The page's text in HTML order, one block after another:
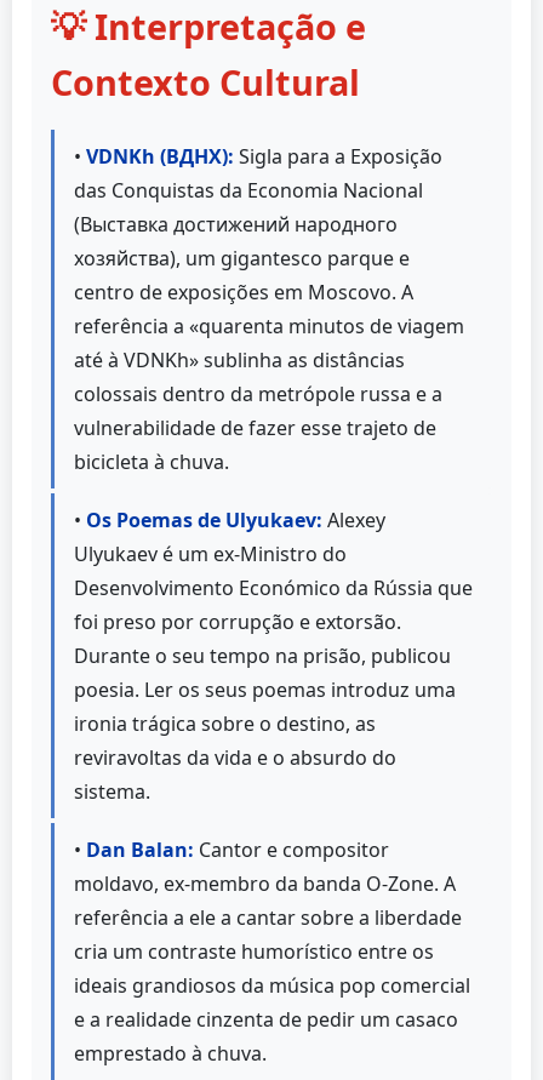
💡 Interpretação e
Contexto Cultural
• VDNKh (ВДНХ): Sigla para a Exposição
das Conquistas da Economia Nacional
(Выставка достижений народного
хозяйства), um gigantesco parque e
centro de exposições em Moscovo. A
referência a «quarenta minutos de viagem
até à VDNKh» sublinha as distâncias
colossais dentro da metrópole russa e a
vulnerabilidade de fazer esse trajeto de
bicicleta à chuva.
• Os Poemas de Ulyukaev: Alexey
Ulyukaev é um ex-Ministro do
Desenvolvimento Económico da Rússia que
foi preso por corrupção e extorsão.
Durante o seu tempo na prisão, publicou
poesia. Ler os seus poemas introduz uma
ironia trágica sobre o destino, as
reviravoltas da vida e o absurdo do
sistema.
• Dan Balan: Cantor e compositor
moldavo, ex-membro da banda O-Zone. A
referência a ele a cantar sobre a liberdade
cria um contraste humorístico entre os
ideais grandiosos da música pop comercial
e a realidade cinzenta de pedir um casaco
emprestado à chuva.